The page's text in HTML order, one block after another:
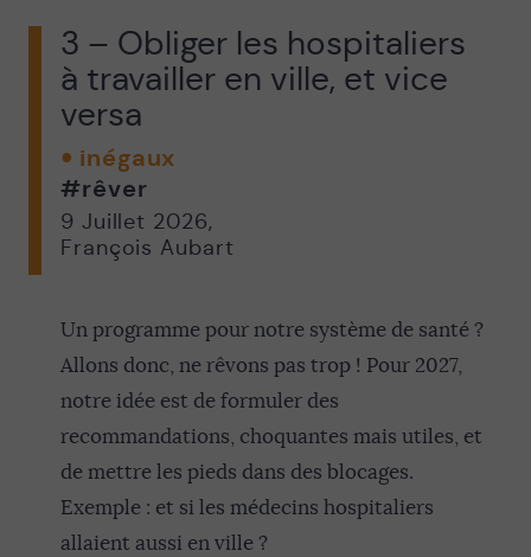
3 – Obliger les hospitaliers
à travailler en ville, et vice
versa
inégaux
#rêver
9 Juillet 2026,
François Aubart
Un programme pour notre système de santé ?
Allons donc, ne rêvons pas trop ! Pour 2027,
notre idée est de formuler des
recommandations, choquantes mais utiles, et
de mettre les pieds dans des blocages.
Exemple : et si les médecins hospitaliers
allaient aussi en ville ?